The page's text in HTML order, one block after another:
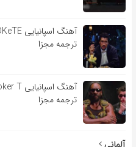
ترجمه مجزا
ترجمه مجزا